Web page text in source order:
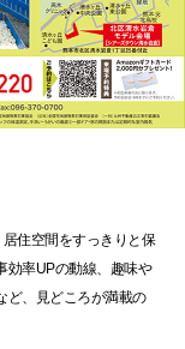
住空間をすっきりと保
効率UPの動線、趣味や
ど、見どころが満載の